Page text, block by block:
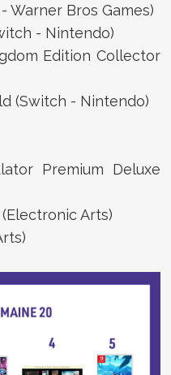
Warner Bros Games)
- Nintendo)
Edition Collector
(Switch - Nintendo)
Premium Deluxe
Arts)